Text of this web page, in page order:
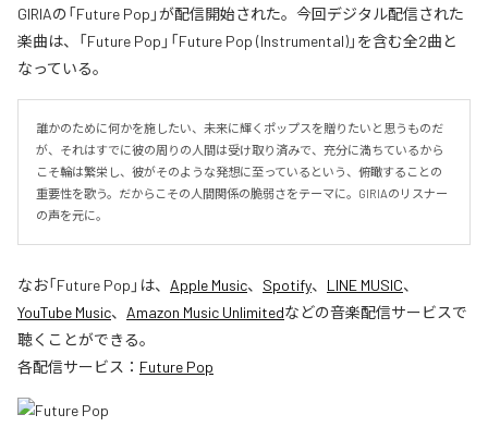
GIRIAの「Future Pop」が配信開始された。今回デジタル配信された
楽曲は、「Future Pop」「Future Pop (Instrumental)」を含む全2曲と
なっている。
誰かのために何かを施したい、未来に輝くポップスを贈りたいと思うものだ
が、それはすでに彼の周りの人間は受け取り済みで、充分に満ちているから
こそ輪は繁栄し、彼がそのような発想に至っているという、俯瞰することの
重要性を歌う。だからこその人間関係の脆弱さをテーマに。GIRIAのリスナー
の声を元に。
なお「Future Pop 」は、 Apple Music、 Spotify、 LINE MUSIC、
YouTube Music、 Amazon Music Unlimitedなどの音楽配信サービスで
聴くことができる。
各配信サービス： Future Pop